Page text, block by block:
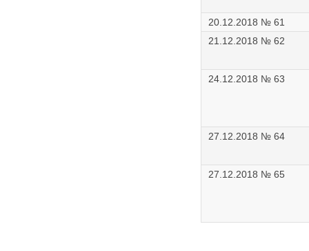
20.12.2018 № 61
21.12.2018 № 62
24.12.2018 № 63
27.12.2018 № 64
27.12.2018 № 65